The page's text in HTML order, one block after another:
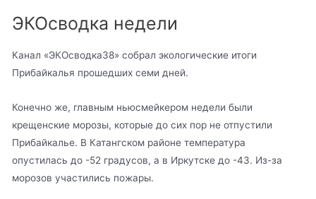
ЭКОсводка недели
Канал «ЭКОсводка38» собрал экологические итоги
Прибайкалья прошедших семи дней.
Конечно же, главным ньюсмейкером недели были
крещенские морозы, которые до сих пор не отпустили
Прибайкалье. В Катангском районе температура
опустилась до -52 градусов, а в Иркутске до -43. Из-за
морозов участились пожары.